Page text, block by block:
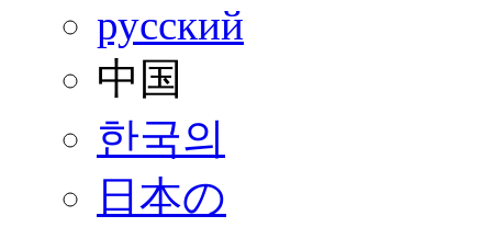
русский
中国
한국의
日本の